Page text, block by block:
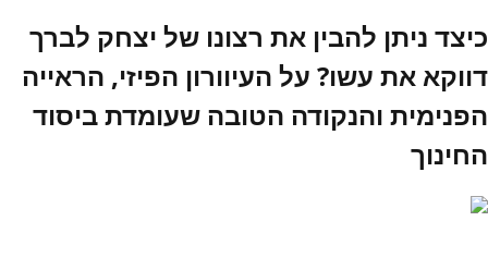
כיצד ניתן להבין את רצונו של יצחק לברך
דווקא את עשו? על העיוורון הפיזי, הראייה
הפנימית והנקודה הטובה שעומדת ביסוד
החינוך